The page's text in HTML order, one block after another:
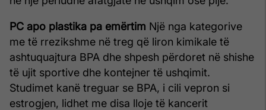
PC apo plastika pa emërtim Një nga kategorive
me të rrezikshme në treg që liron kimikale të
ashtuquajtura BPA dhe shpesh përdoret në shishe
të ujit sportive dhe kontejner të ushqimit.
Studimet kanë treguar se BPA, i cili vepron si
estrogjen, lidhet me disa lloje të kancerit